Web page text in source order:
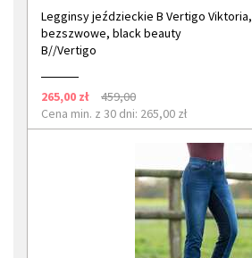
Legginsy jeździeckie B Vertigo Viktoria,
bezszwowe, black beauty
B//Vertigo
265,00 zł
459,00
Cena min. z 30 dni: 265,00 zł